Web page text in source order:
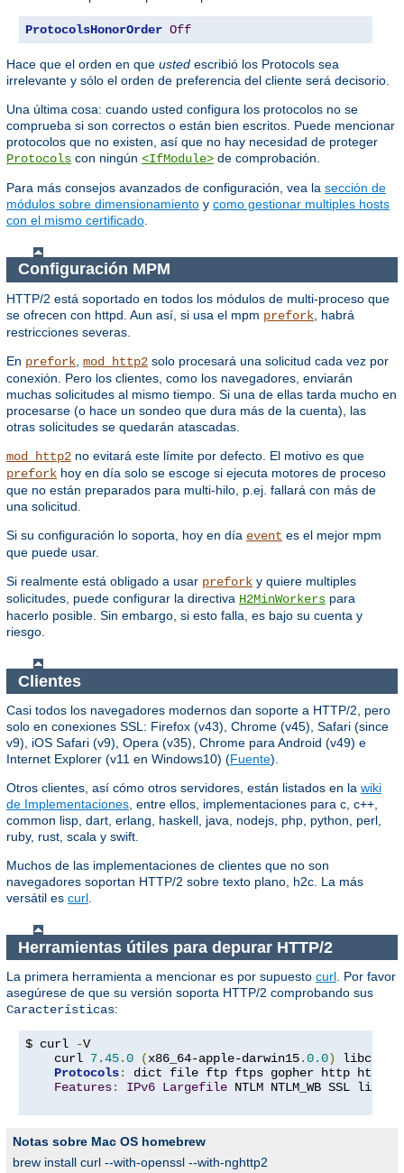
ProtocolsHonorOrder Off
Hace que el orden en que usted escribió los Protocols sea
irrelevante y sólo el orden de preferencia del cliente será decisorio.
Una última cosa: cuando usted configura los protocolos no se
comprueba si son correctos o están bien escritos. Puede mencionar
protocolos que no existen, así que no hay necesidad de proteger
Protocols con ningún <IfModule> de comprobación.
Para más consejos avanzados de configuración, vea la sección de
módulos sobre dimensionamiento y como gestionar multiples hosts
con el mismo certificado
Configuración MPM
HTTP/2 está soportado en todos los módulos de multi-proceso que
se ofrecen con httpd. Aun así, si usa el mpm prefork , habrá
restricciones severas.
En prefork mod_http2 solo procesará una solicitud cada vez por
conexión. Pero los clientes, como los navegadores, enviarán
muchas solicitudes al mismo tiempo. Si una de ellas tarda mucho en
procesarse (o hace un sondeo que dura más de la cuenta), las
otras solicitudes se quedarán atascadas.
mod_http2 no evitará este límite por defecto. El motivo es que
prefork hoy en día solo se escoge si ejecuta motores de proceso
que no están preparados para multi-hilo, p.ej. fallará con más de
una solicitud.
Si su configuración lo soporta, hoy en día event es el mejor mpm
que puede usar.
Si realmente está obligado a usar prefork y quiere multiples
solicitudes, puede configurar la directiva H2MinWorkers para
hacerlo posible. Sin embargo, si esto falla, es bajo su cuenta y
riesgo.
Clientes
Casi todos los navegadores modernos dan soporte a HTTP/2, pero
solo en conexiones SSL: Firefox (v43), Chrome (v45), Safari (since
v9), iOS Safari (v9), Opera (v35), Chrome para Android (v49) e
Internet Explorer (v11 en Windows10) (Fuente).
Otros clientes, así cómo otros servidores, están listados en la wiki
de Implementaciones , entre ellos, implementaciones para c, c++,
common lisp, dart, erlang, haskell, java, nodejs, php, python, perl,
ruby, rust, scala y swift.
Muchos de las implementaciones de clientes que no son
navegadores soportan HTTP/2 sobre texto plano, h2c. La más
versátil es curl
Herramientas útiles para depurar HTTP/2
La primera herramienta a mencionar es por supuesto curl. Por favor
asegúrese de que su versión soporta HTTP/2 comprobando sus
Características:
$ curl -V
    curl
7.45.0 (x86_64-apple-darwin15.0.0) libcurl
Protocols:
dict file ftp ftps gopher http https
Features: IPv6 Largefile NTLM NTLM_WB SSL libz
Notas sobre Mac OS homebrew
brew install curl --with-openssl --with-nghttp2